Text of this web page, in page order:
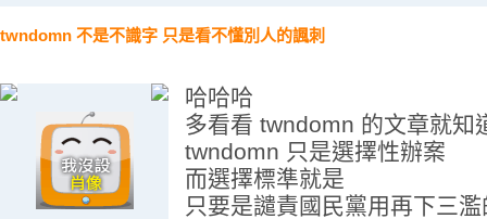
twndomn 不是不識字 只是看不懂別人的諷刺
哈哈哈
多看看 twndomn 的文章就知
twndomn 只是選擇性辦案
而選擇標準就是
只要是譴責國民黨用再下三